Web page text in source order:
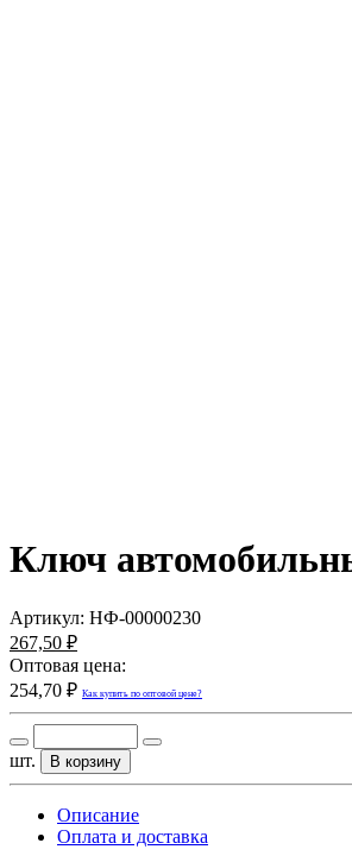
Ключ
Артикул: НФ-00000230
267,50 ₽
Оптовая цена:
254,70 ₽ Как купить по оптовой цене?
шт. В корзину
Описание
Оплата и доставка